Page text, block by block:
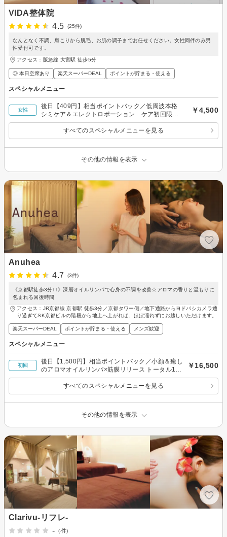
VIDA整体院
4.5
(25件)
なんとなく不調、肩こりから脱毛、お肌の調子までお任せください。女性同伴のみ男
性受付可です。
アクセス：阪急線 大宮駅 徒歩5分
◎ 本日空席あり 楽天スーパーDEAL ポイントが貯まる・使える
スペシャルメニュー
女性
後日【409円】相当ポイントバック／低周波本格
シミケア＆エレクトロポーション ケア初回限定
特別価格４５００円（通常１１０００円）
￥4,500
すべてのスペシャルメニューを見る
その他の情報を表示
Anuhea
4.7
(3件)
《京都駅徒歩3分♪♪》深層オイルリンパで心身の不調を改善‪☆アロマの香りと温もりに
包まれる回復時間
アクセス：JR京都線 京都駅 徒歩3分／京都タワー側／地下通路からヨドバシカメラ通
り過ぎてSK京都ビルの階段から地上へ上がれば、ほぼ濡れずにお越しいただけます。
楽天スーパーDEAL ポイントが貯まる・使える メンズ歓迎
スペシャルメニュー
初回
後日【1,500円】相当ポイントバック／小顔＆癒し
のアロマオイルリンパ×筋膜リリース トータル110
分
￥16,500
すべてのスペシャルメニューを見る
その他の情報を表示
Clarivu-リフレ-
-
(-件)